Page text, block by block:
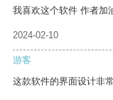
我喜欢这个软件 作者加
2024-02-10
游客
这款软件的界面设计非